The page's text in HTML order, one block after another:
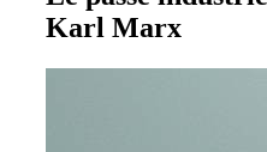
Karl Marx